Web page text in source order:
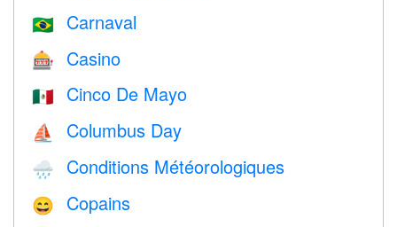
🇧🇷 Carnaval
🎰 Casino
🇲🇽 Cinco De Mayo
⛵️ Columbus Day
🌧 Conditions Météorologiques
😄
Copains